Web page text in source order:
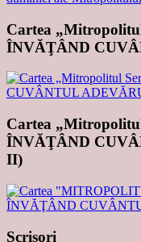
Cartea
ÎNVĂŢÂND
Cartea
ÎNVĂŢÂND
II)
Scrisori